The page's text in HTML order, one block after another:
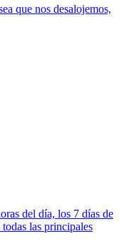
que nos desalojemos,
del día, los 7 días de
las principales